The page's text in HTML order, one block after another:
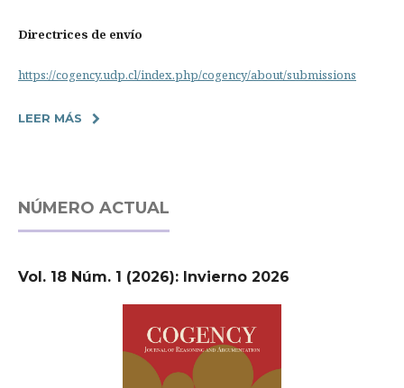
Directrices de envío
https://cogency.udp.cl/index.php/cogency/about/submissions
LEER MÁS
NÚMERO ACTUAL
Vol. 18 Núm. 1 (2026): Invierno 2026